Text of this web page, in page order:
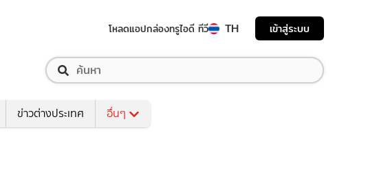
โหลดแอปกล่องทรูไอดี ทีวี TH เข้าสู่ระบบ
ข่าวต่างประเทศ อื่นๆ